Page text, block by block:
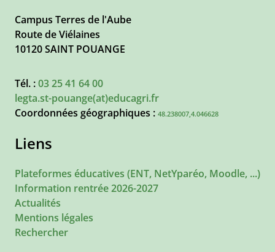
Campus Terres de l'Aube
Route de Viélaines
10120SAINT POUANGE
Tél. :03 25 41 64 00
legta.st-pouange(at)educagri.fr
Coordonnées géographiques : 48.238007,4.046628
Liens
Plateformes éducatives (ENT, NetYparéo, Moodle, ...)
Information rentrée 2026-2027
Actualités
Mentions légales
Rechercher